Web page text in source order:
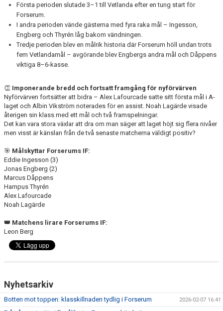
Första perioden slutade 3–1 till Vetlanda efter en tung start för
Forserum.
I andra perioden vände gästerna med fyra raka mål – Ingesson,
Engberg och Thyrén låg bakom vändningen.
Tredje perioden blev en målrik historia där Forserum höll undan trots
fem Vetlandamål – avgörande blev Engbergs andra mål och Dåppens
viktiga 8–6-kasse.
👏 Imponerande bredd och fortsatt framgång för nyförvärven
Nyförvärven fortsätter att bidra – Alex Lafourcade satte sitt första mål i A-
laget och Albin Vikström noterades för en assist. Noah Lagärde visade
återigen sin klass med ett mål och två framspelningar.
Det kan vara stora växlar att dra om man säger att laget höjt sig flera nivåer
men visst är känslan från de två senaste matcherna väldigt positiv?
🎯 Målskyttar Forserums IF:
Eddie Ingesson (3)
Jonas Engberg (2)
Marcus Dåppens
Hampus Thyrén
Alex Lafourcade
Noah Lagärde
👑 Matchens lirare Forserums IF:
Leon Berg
Nyhetsarkiv
Botten mot toppen: klasskillnaden tydlig i Forserum 2026-02-07 16:41